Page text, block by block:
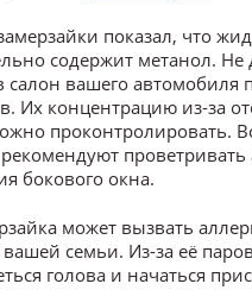
показал, что
содержит метанол. Не
салон вашего автомобиля
Их концентрацию из-за
проконтролировать.
бокового окна.
может вызвать
семьи. Из-за её
голова и начаться